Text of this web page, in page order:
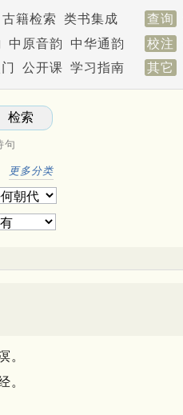
古籍检索 类书集成 查询
中原音韵 中华通韵 校注
公开课 学习指南 其它
句
更多分类
。
。